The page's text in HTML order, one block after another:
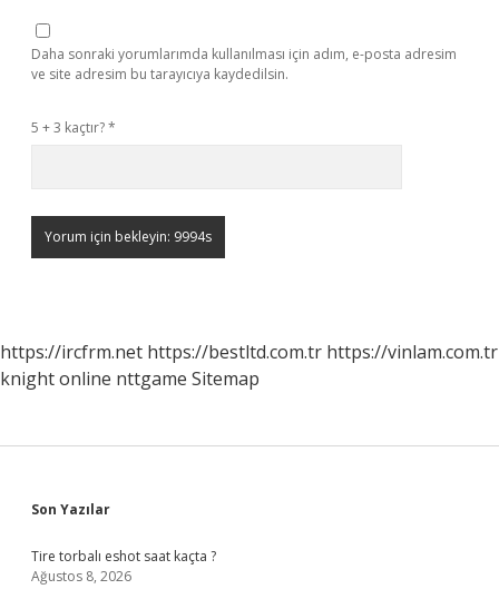
Daha sonraki yorumlarımda kullanılması için adım, e-posta adresim
ve site adresim bu tarayıcıya kaydedilsin.
5 + 3 kaçtır?*
https://ircfrm.net https://bestltd.com.tr https://vinlam.com.tr
knight online nttgame Sitemap
Sidebar
Son Yazılar
Tire torbalı eshot saat kaçta ?
Ağustos 8, 2026